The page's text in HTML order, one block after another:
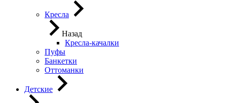
Кресла
Назад
Кресла-качалки
Пуфы
Банкетки
Оттоманки
Детские